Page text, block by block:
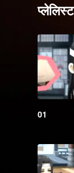
प्लेलिस्ट
01